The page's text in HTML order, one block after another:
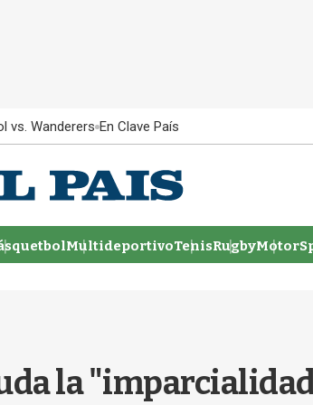
vs. Wanderers En Clave País
MultideportivoTenisRugby
la